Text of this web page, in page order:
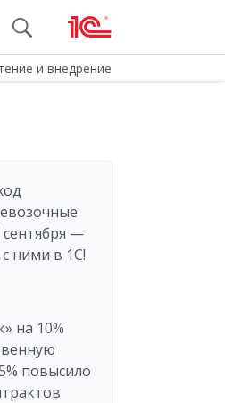
и внедрение
—
ними в 1С!
на 10%
повысило